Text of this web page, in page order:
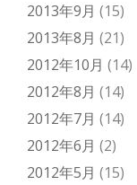
2013年9月 (15)
2013年8月 (21)
2012年10月 (14)
2012年8月 (14)
2012年7月 (14)
2012年6月 (2)
2012年5月 (15)